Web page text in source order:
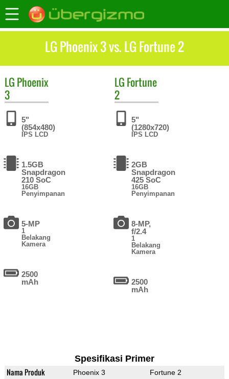
LG Phoenix 3 vs. LG Fortune 2
LG Phoenix
3
5"
(854x480)
IPS LCD
1.5GB
Snapdragon
210 SoC
16GB
Penyimpanan
5-MP
1
Belakang
Kamera
2500
mAh
LG Fortune
2
5"
(1280x720)
IPS LCD
2GB
Snapdragon
425 SoC
16GB
Penyimpanan
8-MP,
f/2.4
1
Belakang
Kamera
2500
mAh
Spesifikasi Primer
Nama Produk Phoenix 3 Fortune 2